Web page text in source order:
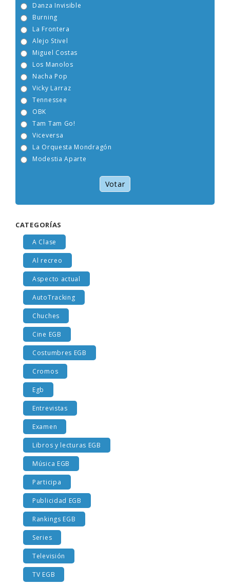
Burning
Alejo Stivel
Miguel Costas
Nacha Pop
Vicky Larraz
La Orquesta Mondragón
Modestia Aparte
Votar
A Clase
Al recreo
Aspecto actual
AutoTracking
Chuches
Cine EGB
Costumbres EGB
Cromos
Egb
Entrevistas
Examen
Libros y lecturas EGB
Música EGB
Participa
Publicidad EGB
Rankings EGB
Series
Televisión
TV EGB